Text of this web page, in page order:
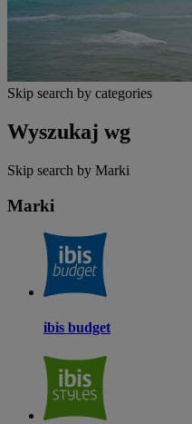
Skip search by categories
Wyszukaj wg
Skip search by Marki
Marki
ibis budget